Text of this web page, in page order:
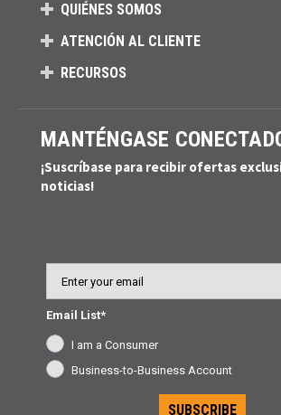
QUIÉNES SOMOS
ATENCIÓN AL CLIENTE
RECURSOS
MANTÉNGASE
¡Suscríbase para recibir ofertas
noticias!
Email List*
I am a Consumer
Business-to-Business Account
SUBSCRIBE